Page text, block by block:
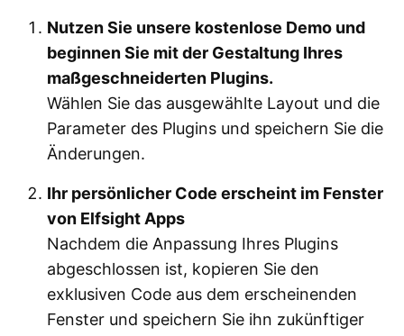
Nutzen Sie unsere kostenlose Demo und
beginnen Sie mit der Gestaltung Ihres
maßgeschneiderten Plugins.
Wählen Sie das ausgewählte Layout und die
Parameter des Plugins und speichern Sie die
Änderungen.
Ihr persönlicher Code erscheint im Fenster
von Elfsight Apps
Nachdem die Anpassung Ihres Plugins
abgeschlossen ist, kopieren Sie den
exklusiven Code aus dem erscheinenden
Fenster und speichern Sie ihn zukünftiger